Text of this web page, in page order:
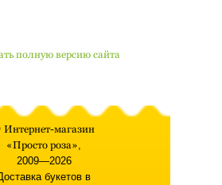
полную версию сайта
Интернет-магазин
«Просто роза»,
2009—2026
букетов в